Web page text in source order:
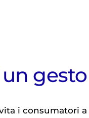
i consumatori